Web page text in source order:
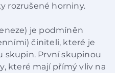
rozrušené horniny.
je podmíněn
činiteli, které je
skupin. První skupinou
které mají přímý vliv na